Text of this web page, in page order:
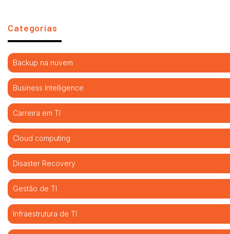
Categorias
Backup na nuvem
Business Intelligence
Carreira em TI
Cloud computing
Disaster Recovery
Gestão de TI
Infraestrutura de TI